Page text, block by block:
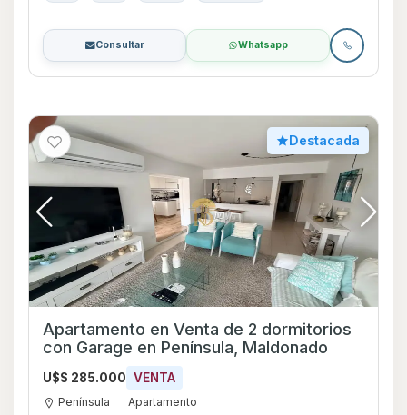
Consultar Whatsapp
Destacada
Apartamento en Venta de 2 dormitorios
con Garage en Península, Maldonado
U$S 285.000 VENTA
Península Apartamento